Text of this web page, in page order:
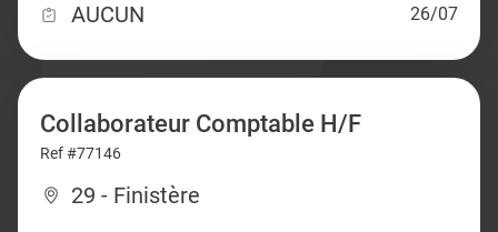
AUCUN
26/07
Collaborateur Comptable H/F
Ref #77146
29 - Finistère